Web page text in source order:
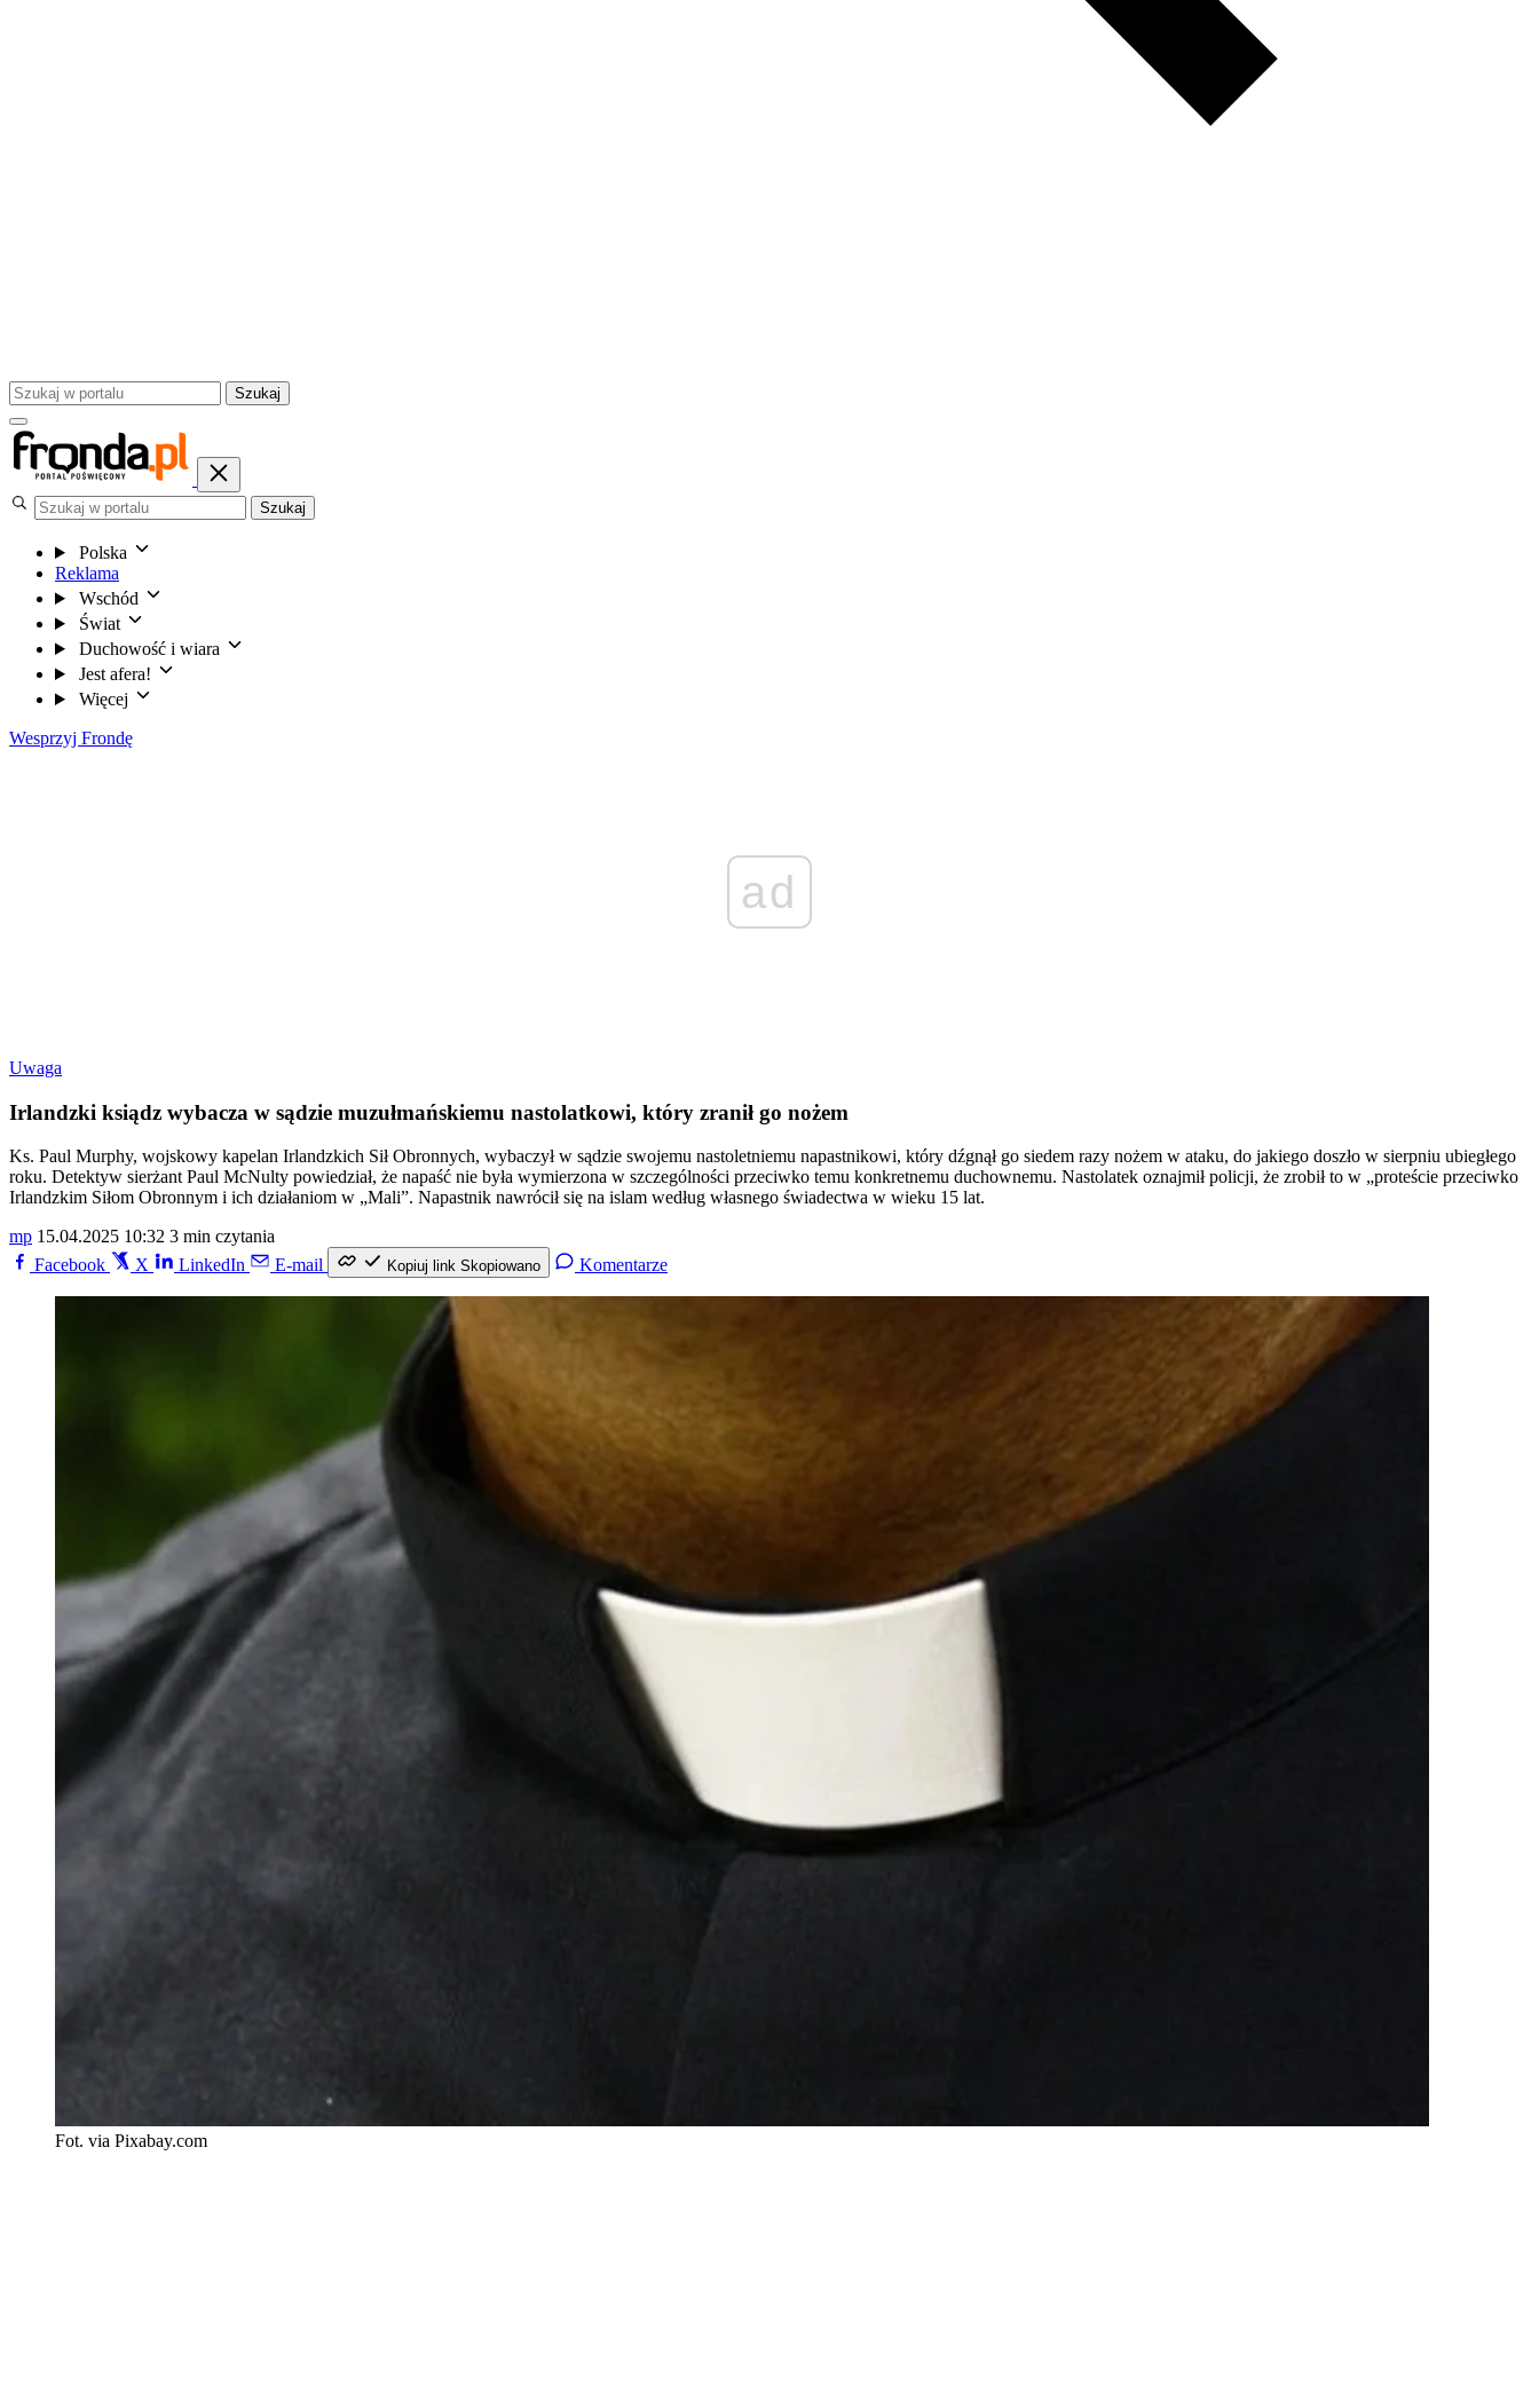
Szukaj
Szukaj
Polska
Reklama
Wschód
Świat
Duchowość i wiara
Jest afera!
Więcej
Wesprzyj Frondę
ad
Uwaga
Irlandzki ksiądz wybacza w sądzie muzułmańskiemu nastolatkowi, który zranił go nożem
Ks. Paul Murphy, wojskowy kapelan Irlandzkich Sił Obronnych, wybaczył w sądzie swojemu nastoletniemu napastnikowi, który dźgnął go siedem razy nożem w ataku, do jakiego doszło w sierpniu ubiegłego
roku. Detektyw sierżant Paul McNulty powiedział, że napaść nie była wymierzona w szczególności przeciwko temu konkretnemu duchownemu. Nastolatek oznajmił policji, że zrobił to w „proteście przeciwko
Irlandzkim Siłom Obronnym i ich działaniom w „Mali”. Napastnik nawrócił się na islam według własnego świadectwa w wieku 15 lat.
mp 15.04.2025 10:32 3 min czytania
Facebook
X LinkedIn E-mail Kopiuj link Skopiowano Komentarze
Fot. via Pixabay.com